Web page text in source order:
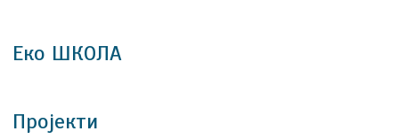
Еко ШКОЛА
Пројекти